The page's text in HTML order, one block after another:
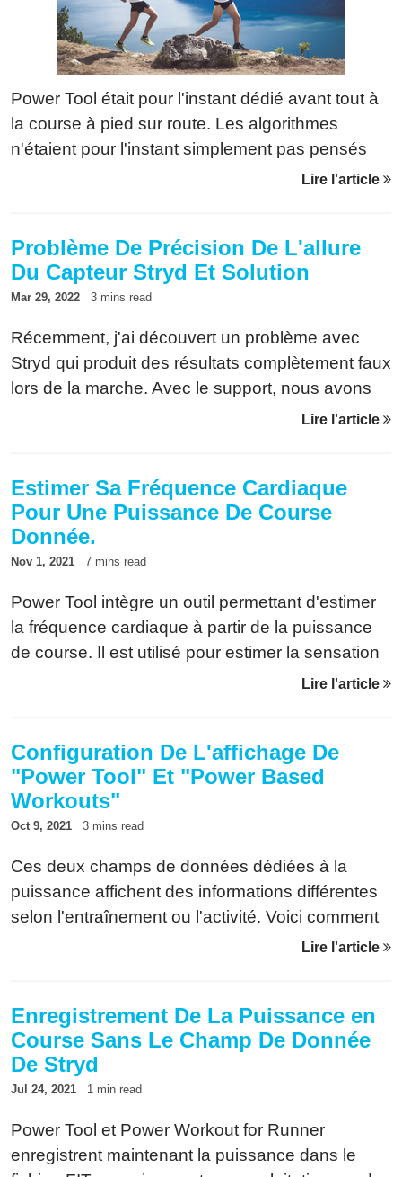
Power Tool était pour l'instant dédié avant tout à
la course à pied sur route. Les algorithmes
n'étaient pour l'instant simplement pas pensés
pour le trail. La nouvelle version corrige cette
Lire l'article
Problème De Précision De L'allure
Du Capteur Stryd Et Solution
Mar 29, 2022 3 mins read
Récemment, j'ai découvert un problème avec
Stryd qui produit des résultats complètement faux
lors de la marche. Avec le support, nous avons
pu identifier le problème et trouver une solution
Lire l'article
Estimer Sa Fréquence Cardiaque
Pour Une Puissance De Course
Donnée.
Nov 1, 2021 7 mins read
Power Tool intègre un outil permettant d'estimer
la fréquence cardiaque à partir de la puissance
de course. Il est utilisé pour estimer la sensation
au courant d'un entraînement. Il est maintenant
Lire l'article
Configuration De L'affichage De
"Power Tool" Et "Power Based
Workouts"
Oct 9, 2021 3 mins read
Ces deux champs de données dédiées à la
puissance affichent des informations différentes
selon l'entraînement ou l'activité. Voici comment
Lire l'article
Enregistrement De La Puissance en
Course Sans Le Champ De Donnée
De Stryd
Jul 24, 2021 1 min read
Power Tool et Power Workout for Runner
enregistrent maintenant la puissance dans le